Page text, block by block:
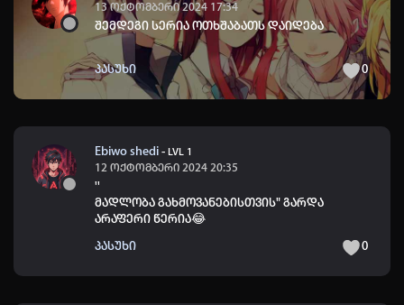
13 ოქტომბერი 2024 17:34
შემდეგი სერია ოთხშაბათს დაიდება
პასუხი 0
Ebiwo shedi - LVL 1
12 ოქტომბერი 2024 20:35
''
მადლობა გახმოვანებისთვის" გარდა
არაფერი წერია😂
პასუხი 0